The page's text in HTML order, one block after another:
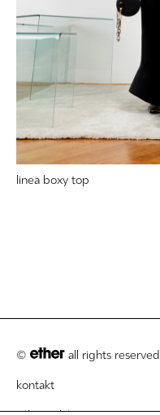
linea boxy top
© all rights reserved
kontakt